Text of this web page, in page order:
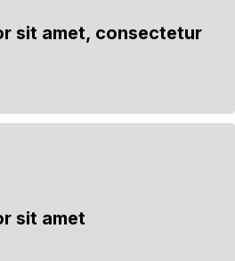
sit amet, consectetur
sit amet